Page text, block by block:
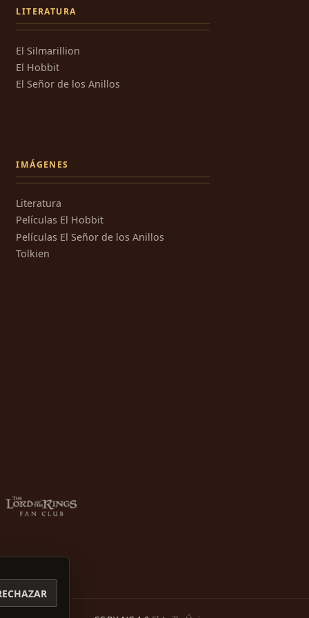
LITERATURA
El Silmarillion
El Hobbit
El Señor de los Anillos
IMÁGENES
Literatura
Películas El Hobbit
Películas El Señor de los Anillos
Tolkien